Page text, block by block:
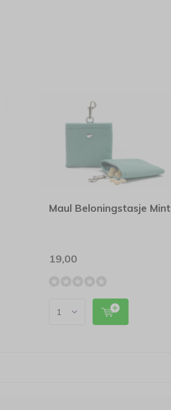
Maul Beloningstasje Mint
19,00